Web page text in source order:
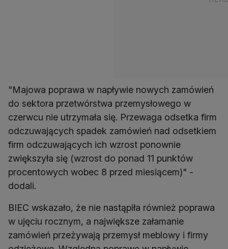
"Majowa poprawa w napływie nowych zamówień
do sektora przetwórstwa przemysłowego w
czerwcu nie utrzymała się. Przewaga odsetka firm
odczuwających spadek zamówień nad odsetkiem
firm odczuwających ich wzrost ponownie
zwiększyła się (wzrost do ponad 11 punktów
procentowych wobec 8 przed miesiącem)" -
dodali.
BIEC wskazało, że nie nastąpiła również poprawa
w ujęciu rocznym, a największe załamanie
zamówień przeżywają przemysł meblowy i firmy